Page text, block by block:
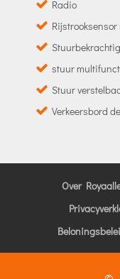
Radio
stuur
Stuur
Verkeersbord
Over